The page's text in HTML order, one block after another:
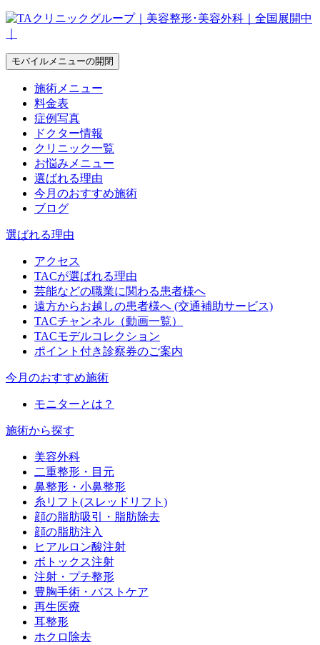
モバイルメニューの開閉
施術メニュー
料金表
症例写真
ドクター情報
クリニック一覧
お悩みメニュー
選ばれる理由
今月のおすすめ施術
ブログ
選ばれる理由
アクセス
TACが選ばれる理由
芸能などの職業に関わる患者様へ
遠方からお越しの患者様へ (交通補助サービス)
TACチャンネル（動画一覧）
TACモデルコレクション
ポイント付き診察券のご案内
今月のおすすめ施術
モニターとは？
施術から探す
美容外科
二重整形・目元
鼻整形・小鼻整形
糸リフト(スレッドリフト)
顔の脂肪吸引・脂肪除去
顔の脂肪注入
ヒアルロン酸注射
ボトックス注射
注射・プチ整形
豊胸手術・バストケア
再生医療
耳整形
ホクロ除去